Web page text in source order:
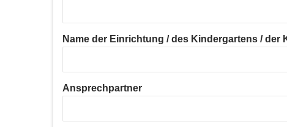
Name der Einrichtung / des Kindergartens / der
Ansprechpartner